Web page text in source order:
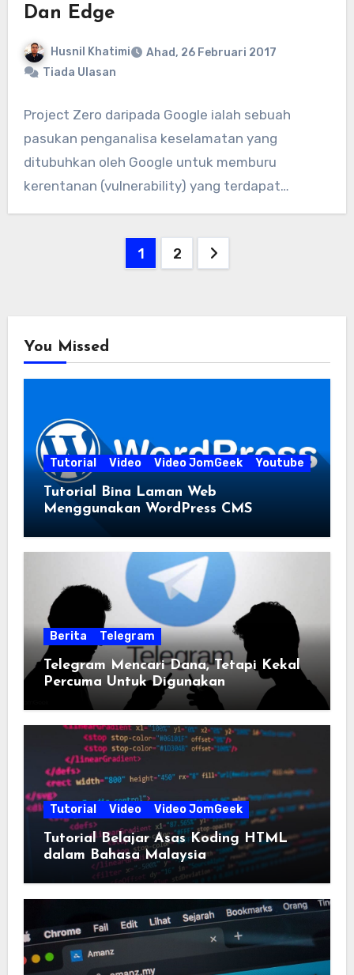
Dan Edge
Husnil Khatimi
Ahad, 26 Februari 2017
Tiada Ulasan
Project Zero daripada Google ialah sebuah
pasukan penganalisa keselamatan yang
ditubuhkan oleh Google untuk memburu
kerentanan (vulnerability) yang terdapat
didalam perisian atau…
1 2
You Missed
Tutorial Video Video JomGeek Youtube
Tutorial Bina Laman Web
Menggunakan WordPress CMS
Berita Telegram
Telegram Mencari Dana, Tetapi Kekal
Percuma Untuk Digunakan
Tutorial Video Video JomGeek
Tutorial Belajar Asas Koding HTML
dalam Bahasa Malaysia